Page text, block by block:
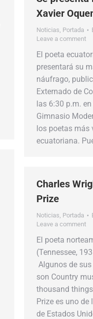
Xavier
Noticias, Portada
Leave a comment
El poeta
presentará su
náufrago,
Externado de
las 6:30 p.m.
Gimnasio
los poetas más
ecuatoriana.
Charles
Prize
Noticias, Portada
Leave a comment
El poeta
(Tennessee,
Algunos de
son Country
thousand
Prize es uno
de Estados